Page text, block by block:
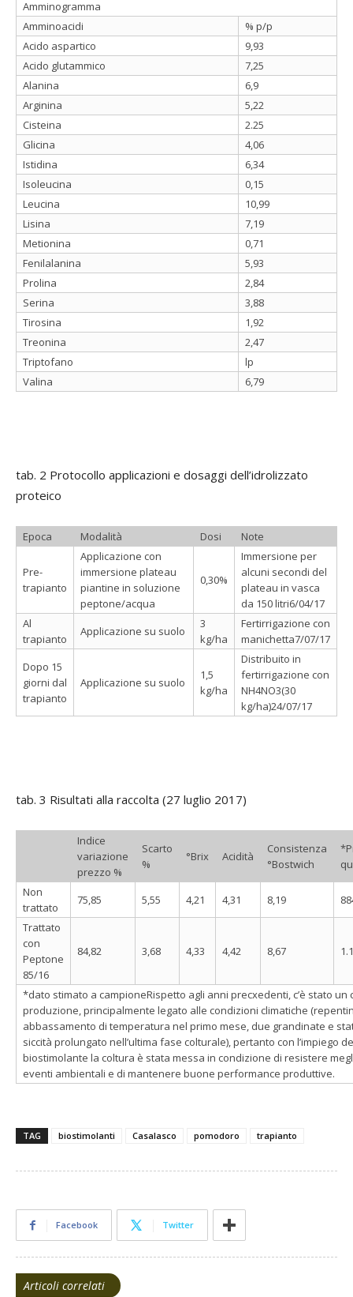
Amminogramma
Amminoacidi
% p/p
Acido aspartico
9,93
Acido glutammico
7,25
Alanina
6,9
Arginina
5,22
Cisteina
2.25
Glicina
4,06
Istidina
6,34
Isoleucina
0,15
Leucina
10,99
Lisina
7,19
Metionina
0,71
Fenilalanina
5,93
Prolina
2,84
Serina
3,88
Tirosina
1,92
Treonina
2,47
Triptofano
lp
Valina
6,79
tab. 2 Protocollo applicazioni e dosaggi dell’idrolizzato
proteico
Epoca Modalità Dosi Note
Pre-
trapianto
Applicazione con
immersione plateau
piantine in soluzione
peptone/acqua
0,30%
Immersione per
alcuni secondi del
plateau in vasca
da 150 litri6/04/17
Al
trapianto
Applicazione su suolo
3
kg/ha
Fertirrigazione con
manichetta7/07/17
Dopo 15
giorni dal
trapianto
Applicazione su suolo
1,5
kg/ha
Distribuito in
fertirrigazione con
NH4NO3(30
kg/ha)24/07/17
tab. 3 Risultati alla raccolta (27 luglio 2017)
Indice
variazione
prezzo %
Scarto
%
°Brix Acidità
Consistenza
°Bostwich
Non
trattato
75,85 5,55 4,21 4,31 8,19
Trattato
con
Peptone
85/16
84,82 3,68 4,33 4,42 8,67
*dato stimato a campioneRispetto agli anni precxedenti, c’è stato un
produzione, principalmente legato alle condizioni climatiche
abbassamento di temperatura nel primo mese, due grandinate e
siccità prolungato nell’ultima fase colturale), pertanto con l’impiego
biostimolante la coltura è stata messa in condizione di resistere
eventi ambientali e di mantenere buone performance produttive.
TAG biostimolanti Casalasco pomodoro trapianto
Facebook Twitter
Articoli correlati